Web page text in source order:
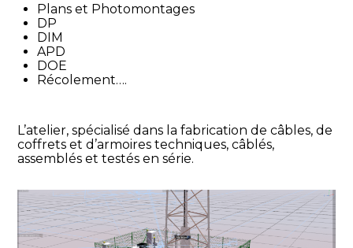
Plans et Photomontages
DP
DIM
APD
DOE
Récolement….
L’atelier, spécialisé dans la fabrication de câbles, de
coffrets et d’armoires techniques, câblés,
assemblés et testés en série.